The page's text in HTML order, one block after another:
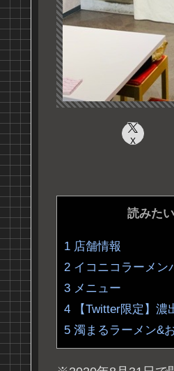
X
読みた
1 店舗情報
2 イコニコラーメン
3 メニュー
4 【Twitter限定】濃
5 濁まるラーメン&